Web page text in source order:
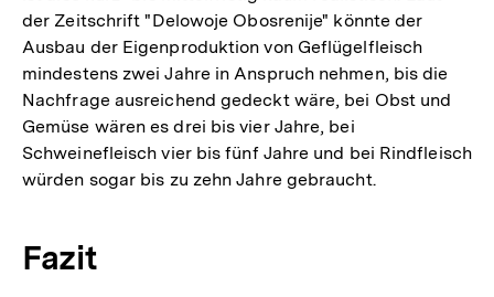
der Zeitschrift "Delowoje Obosrenije" könnte der
Ausbau der Eigenproduktion von Geflügelfleisch
mindestens zwei Jahre in Anspruch nehmen, bis die
Nachfrage ausreichend gedeckt wäre, bei Obst und
Gemüse wären es drei bis vier Jahre, bei
Schweinefleisch vier bis fünf Jahre und bei Rindfleisch
würden sogar bis zu zehn Jahre gebraucht.
Fazit